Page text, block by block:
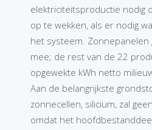
elektriciteitsproductie nodig
op te wekken, als er nodig
het systeem. Zonnepanelen
mee; de rest van de 22
opgewekte kWh netto
Aan de belangrijkste
zonnecellen, silicium, zal
omdat het